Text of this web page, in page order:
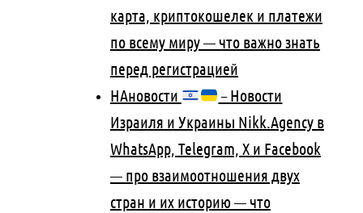
карта, криптокошелек и платежи
по всему миру — что важно знать
перед регистрацией
НАновости
– Новости
Израиля и Украины Nikk.Agency в
WhatsApp, Telegram, X и Facebook
— про взаимоотношения двух
стран и их историю — что